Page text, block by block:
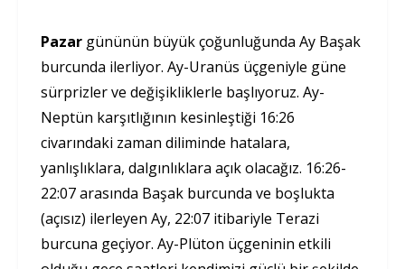
Pazar gününün büyük çoğunluğunda Ay Başak
burcunda ilerliyor. Ay-Uranüs üçgeniyle güne
sürprizler ve değişikliklerle başlıyoruz. Ay-
Neptün karşıtlığının kesinleştiği 16:26
civarındaki zaman diliminde hatalara,
yanlışlıklara, dalgınlıklara açık olacağız. 16:26-
22:07 arasında Başak burcunda ve boşlukta
(açısız) ilerleyen Ay, 22:07 itibariyle Terazi
burcuna geçiyor. Ay-Plüton üçgeninin etkili